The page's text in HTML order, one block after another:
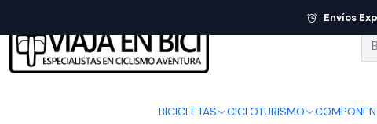
BICICLETAS CICLOTURISMO
Envíos